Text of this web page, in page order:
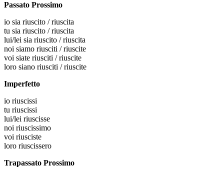
Passato Prossimo
io sia riuscito / riuscita
tu sia riuscito / riuscita
lui/lei sia riuscito / riuscita
noi siamo riusciti / riuscite
voi siate riusciti / riuscite
loro siano riusciti / riuscite
Imperfetto
io riuscissi
tu riuscissi
lui/lei riuscisse
noi riuscissimo
voi riusciste
loro riuscissero
Trapassato Prossimo